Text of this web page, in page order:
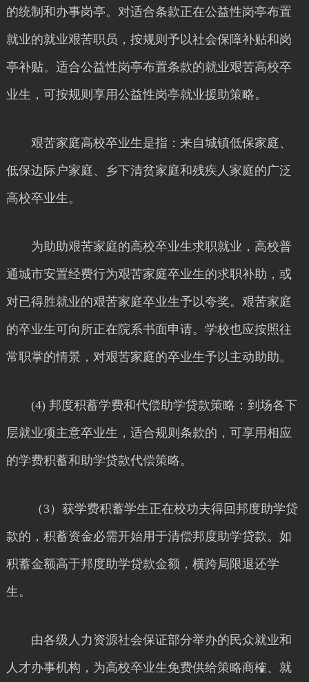
的统制和办事岗亭。对适合条款正在公益性岗亭布置
就业的就业艰苦职员，按规则予以社会保障补贴和岗
亭补贴。适合公益性岗亭布置条款的就业艰苦高校卒
业生，可按规则享用公益性岗亭就业援助策略。
艰苦家庭高校卒业生是指：来自城镇低保家庭、
低保边际户家庭、乡下清贫家庭和残疾人家庭的广泛
高校卒业生。
为助助艰苦家庭的高校卒业生求职就业，高校普
通城市安置经费行为艰苦家庭卒业生的求职补助，或
对已得胜就业的艰苦家庭卒业生予以夸奖。艰苦家庭
的卒业生可向所正在院系书面申请。学校也应按照往
常职掌的情景，对艰苦家庭的卒业生予以主动助助。
(4) 邦度积蓄学费和代偿助学贷款策略：到场各下
层就业项主意卒业生，适合规则条款的，可享用相应
的学费积蓄和助学贷款代偿策略。
（3）获学费积蓄学生正在校功夫得回邦度助学贷
款的，积蓄资金必需开始用于清偿邦度助学贷款。如
积蓄金额高于邦度助学贷款金额，横跨局限退还学
生。
由各级人力资源社会保证部分举办的民众就业和
人才办事机构，为高校卒业生免费供给策略商榷、就